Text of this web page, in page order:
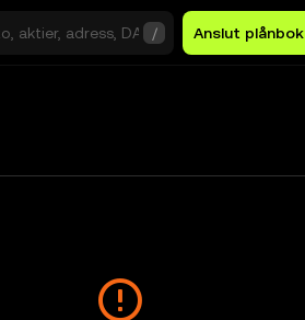
/ Anslut plånbok